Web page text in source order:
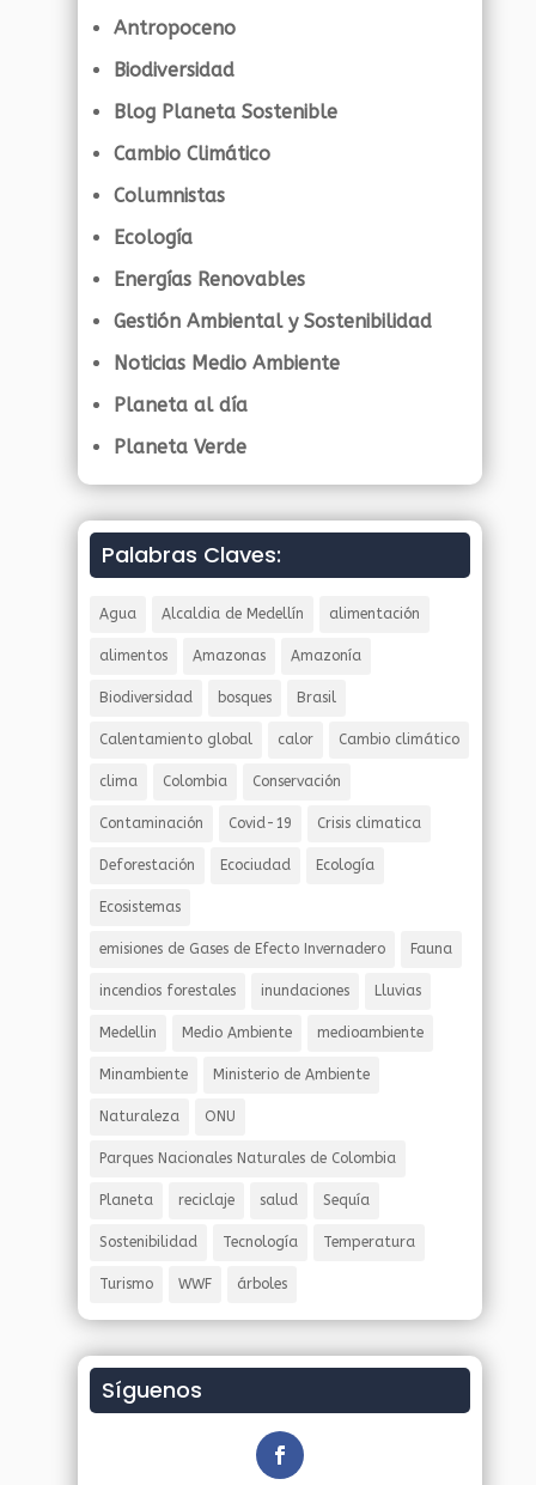
Antropoceno
Biodiversidad
Blog Planeta Sostenible
Cambio Climático
Columnistas
Ecología
Energías Renovables
Gestión Ambiental y Sostenibilidad
Noticias Medio Ambiente
Planeta al día
Planeta Verde
Palabras Claves:
Agua Alcaldia de Medellín alimentación
alimentos Amazonas Amazonía
Biodiversidad bosques Brasil
Calentamiento global calor Cambio climático
clima Colombia Conservación
Contaminación Covid-19 Crisis climatica
Deforestación Ecociudad Ecología
Ecosistemas
emisiones de Gases de Efecto Invernadero Fauna
incendios forestales inundaciones Lluvias
Medellin Medio Ambiente medioambiente
Minambiente Ministerio de Ambiente
Naturaleza ONU
Parques Nacionales Naturales de Colombia
Planeta reciclaje salud Sequía
Sostenibilidad Tecnología Temperatura
Turismo WWF árboles
Síguenos